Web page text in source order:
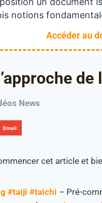
notions
Accéder au
News
Email
cet article et
#taiji #taichi – Pré-